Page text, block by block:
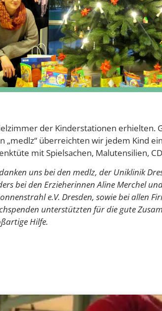
der Kinderstationen erhielten.
„medlz“ überreichten wir jedem Kind
mit Spielsachen, Malutensilien,
uns bei den medlz, der Uniklinik
bei den Erzieherinnen Aline Merchel
e.V. Dresden, sowie bei allen
unterstützten für die gute
Hilfe.